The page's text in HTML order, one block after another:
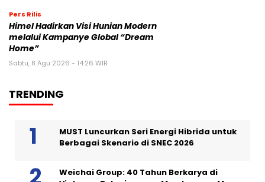
Pers Rilis
Himel Hadirkan Visi Hunian Modern
melalui Kampanye Global “Dream
Home”
Sabtu, 8 Agu 2026 - 14:26 WIB
TRENDING
MUST Luncurkan Seri Energi Hibrida untuk
Berbagai Skenario di SNEC 2026
Weichai Group: 40 Tahun Berkarya di